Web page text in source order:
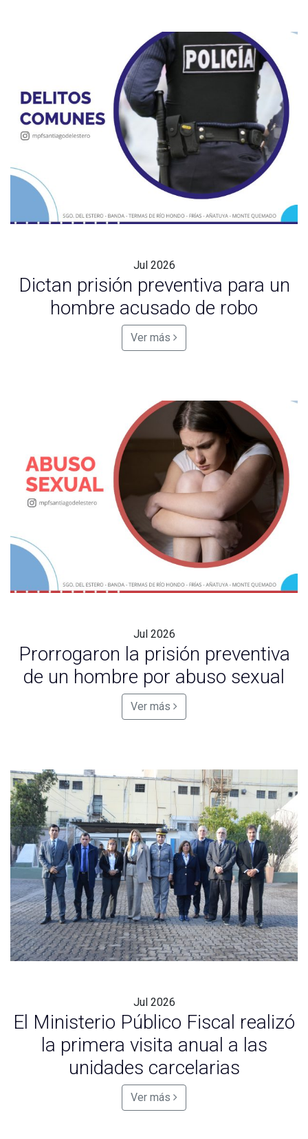
Jul 2026
Dictan prisión preventiva para un
hombre acusado de robo
Ver más
Jul 2026
Prorrogaron la prisión preventiva
de un hombre por abuso sexual
Ver más
Jul 2026
El Ministerio Público Fiscal realizó
la primera visita anual a las
unidades carcelarias
Ver más